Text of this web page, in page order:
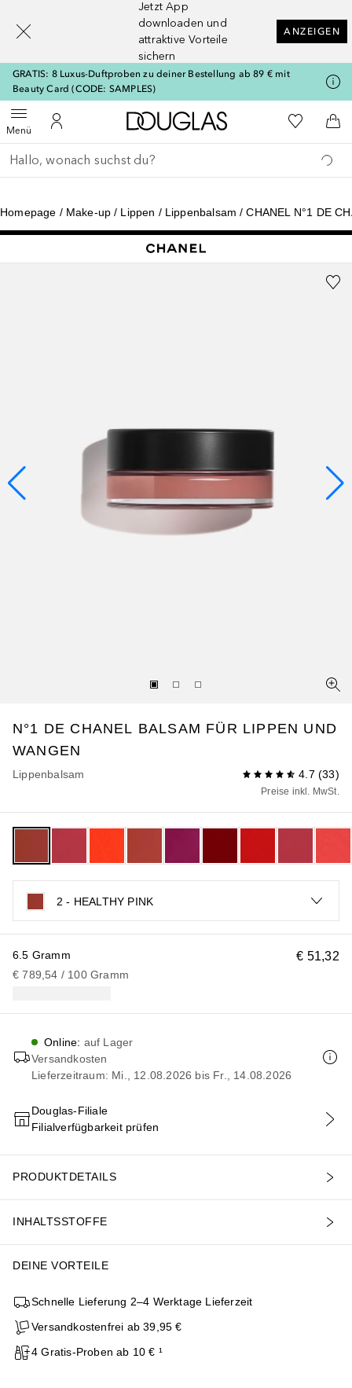
Jetzt App
downloaden und
attraktive Vorteile
sichern
ANZEIGEN
GRATIS: 8 Luxus-Duftproben zu deiner Bestellung ab 89 € mit
Beauty Card (CODE: SAMPLES)
MenüMenü öffnenZu Meinem Kundenkonto
Zur Douglas Startseite
Zu Meiner
Gehe zurück
Suche ausführen
Homepage Make-up Lippen Lippenbalsam CHANEL N°1 DE
N°1 DE CHANEL BALSAM FÜR LIPPEN UND
WANGEN
Lippenbalsam 4.7 (33)
Preise inkl. MwSt.
2 - HEALTHY PINK
€ 51,32
6.5 Gramm
€ 789,54 / 100 Gramm
Online: auf Lager
Versandkosten
Lieferzeitraum: Mi., 12.08.2026 bis Fr., 14.08.2026
IN DEN WARENKORB
Douglas-Filiale
Filialverfügbarkeit prüfen
PRODUKTDETAILS
INHALTSSTOFFE
DEINE VORTEILE
Schnelle Lieferung 2–4 Werktage Lieferzeit
Versandkostenfrei ab 39,95 €
4 Gratis-Proben ab 10 € ¹
[navigation.slideout.screenreader]